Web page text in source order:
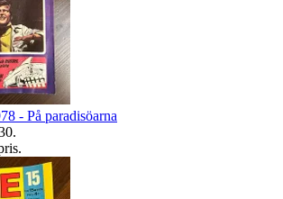
- På paradisöarna
.
.